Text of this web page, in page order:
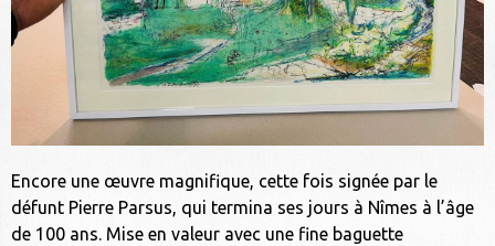
Encore une œuvre magnifique, cette fois signée par le
défunt Pierre Parsus, qui termina ses jours à Nîmes à l’âge
de 100 ans. Mise en valeur avec une fine baguette